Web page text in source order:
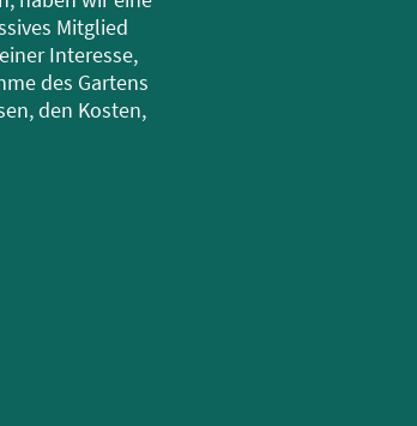
Mitglied
Interesse,
des Gartens
den Kosten,